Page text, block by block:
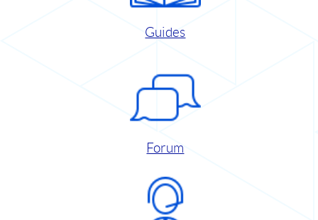
Guides
Forum